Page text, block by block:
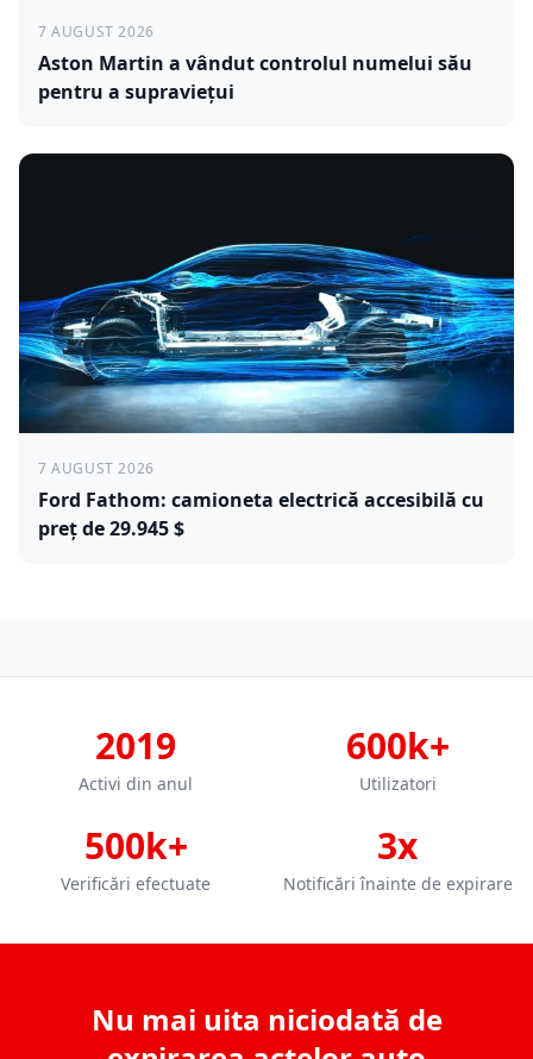
7 AUGUST 2026
Aston Martin a vândut controlul numelui său
pentru a supraviețui
7 AUGUST 2026
Ford Fathom: camioneta electrică accesibilă cu
preț de 29.945 $
2019
Activi din anul
600k+
Utilizatori
500k+
Verificări efectuate
3x
Notificări înainte de expirare
Nu mai uita niciodată de